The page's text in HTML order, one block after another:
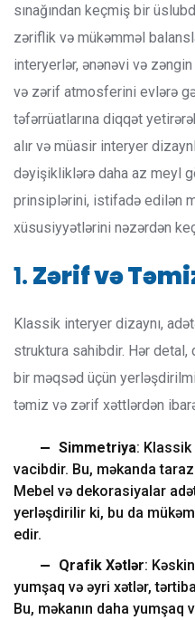
sınağından keçmiş bir
zəriflik və mükəmməl
interyerlər, ənənəvi və
və zərif atmosferini evlərə
təfərrüatlarına diqqət
alır və müasir interyer
dəyişikliklərə daha az meyl
prinsiplərini, istifadə edilən
xüsusiyyətlərini nəzərdən
1.Zərif və
Klassik interyer dizaynı,
struktura sahibdir. Hər
bir məqsəd üçün
təmiz və zərif xəttlərdən
Simmetriya:
vacibdir. Bu, məkanda
Mebel və dekorasiyalar
yerləşdirilir ki, bu da
edir.
Qrafik Xətlər:
yumşaq və əyri xətlər,
Bu, məkanın daha yumşaq